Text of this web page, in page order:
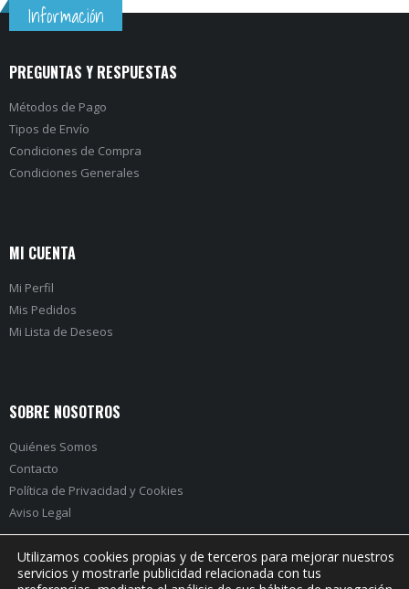
Información
PREGUNTAS Y RESPUESTAS
Métodos de Pago
Tipos de Envío
Condiciones de Compra
Condiciones Generales
MI CUENTA
Mi Perfil
Mis Pedidos
Mi Lista de Deseos
SOBRE NOSOTROS
Quiénes Somos
Contacto
Política de Privacidad y Cookies
Aviso Legal
Utilizamos cookies propias y de terceros para mejorar nuestros
servicios y mostrarle publicidad relacionada con tus